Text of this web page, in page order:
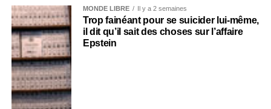
MONDE LIBRE Il y a 2 semaines
Trop fainéant pour se suicider lui-même,
il dit qu’il sait des choses sur l’affaire
Epstein